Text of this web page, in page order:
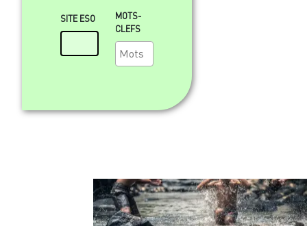
SITE ESO
MOTS-
CLEFS